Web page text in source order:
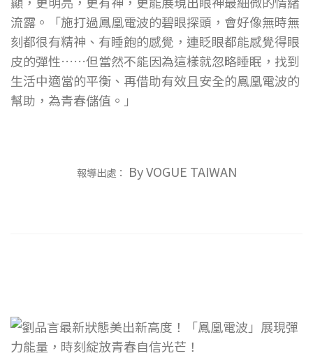
流露。「施打過鳳凰電波的碧眼探頭，會好像無時無
刻都很有精神、有睡飽的感覺，連眨眼都能感覺得眼
皮的彈性……但當然不能因為這樣就忽略睡眠，找到
生活中適當的平衡、再借助有效且安全的鳳凰電波的
幫助，為青春儲值。」
報導出處： By VOGUE TAIWAN